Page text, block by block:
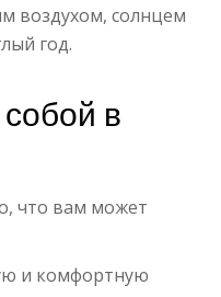
воздухом, солнцем
год.
в
что вам может
и комфортную